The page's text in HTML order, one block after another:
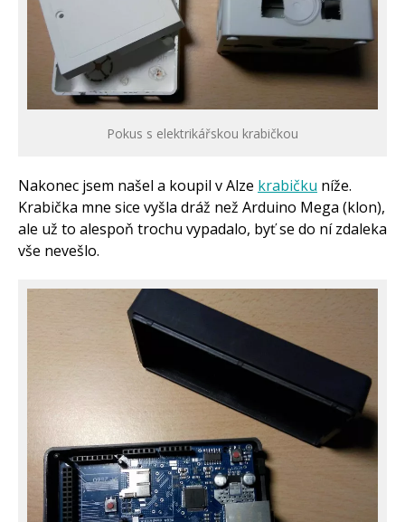
Pokus s elektrikářskou krabičkou
Nakonec jsem našel a koupil v Alze krabičku níže.
Krabička mne sice vyšla dráž než Arduino Mega (klon),
ale už to alespoň trochu vypadalo, byť se do ní zdaleka
vše nevešlo.